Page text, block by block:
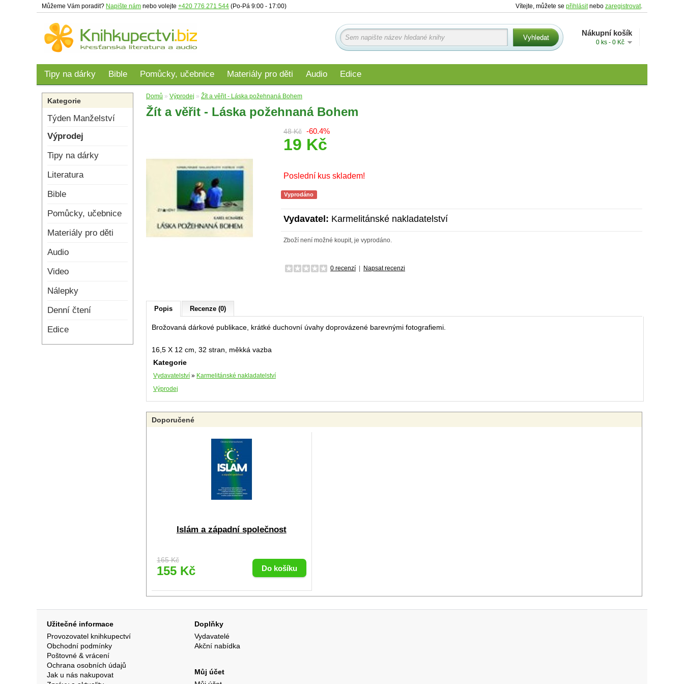
Můžeme Vám poradit? Napište nám nebo volejte +420 776 271 544 (Po-Pá 9:00 - 17:00) Vítejte, můžete se přihlásitnebo zaregistrovat.
Nákupní košík
0 ks - 0 Kč
Tipy na dárky Bible Pomůcky, učebnice Materiály pro děti Audio Edice
Kategorie
Týden Manželství
Výprodej
Tipy na dárky
Literatura
Bible
Pomůcky, učebnice
Materiály pro děti
Audio
Video
Nálepky
Denní čtení
Edice
Domů » Výprodej » Žít a věřit - Láska požehnaná Bohem
Žít a věřit - Láska požehnaná Bohem
48 Kč -60.4%
19 Kč
Poslední kus skladem!
Vyprodáno
Vydavatel: Karmelitánské nakladatelství
Zboží není možné koupit, je vyprodáno.
0 recenzí Napsat recenzi
Popis Recenze (0)
Brožovaná dárkové publikace, krátké duchovní úvahy doprovázené barevnými fotografiemi.
16,5 X 12 cm, 32 stran, měkká vazba
Kategorie
Vydavatelství » Karmelitánské nakladatelství
Výprodej
Doporučené
Islám a západní společnost
165 Kč
155 Kč
Užitečné informace
Provozovatel knihkupectví
Obchodní podmínky
Poštovné & vrácení
Ochrana osobních údajů
Jak u nás nakupovat
Doplňky
Vydavatelé
Akční nabídka
Můj účet